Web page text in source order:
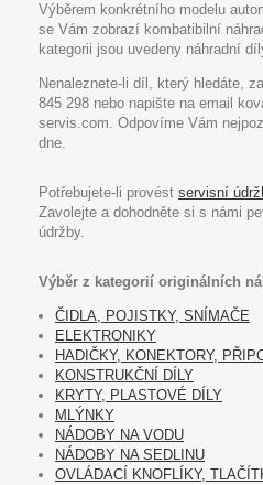
Výběrem konkrétního modelu
se Vám zobrazí kombatibilní
kategorii jsou uvedeny náhradní
Nenaleznete-li díl, který hledáte,
845 298 nebo napište na email
servis.com. Odpovíme Vám
dne.
Potřebujete-li provést servisní
Zavolejte a dohodněte si s námi
údržby.
Výběr z kategorií originálních
ČIDLA, POJISTKY, SNÍMAČE
ELEKTRONIKY
HADIČKY, KONEKTORY,
KONSTRUKČNÍ DÍLY
KRYTY, PLASTOVÉ DÍLY
MLÝNKY
NÁDOBY NA VODU
NÁDOBY NA SEDLINU
OVLÁDACÍ KNOFLÍKY,